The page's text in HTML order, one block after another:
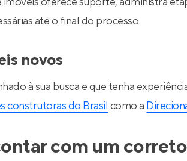
até o final do processo.
novos
à sua busca e que tenha
construtoras do Brasil como a
com um